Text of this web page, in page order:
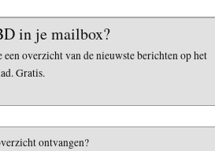
in je mailbox?
een overzicht van de nieuwste berichten op het
Gratis.
ontvangen?